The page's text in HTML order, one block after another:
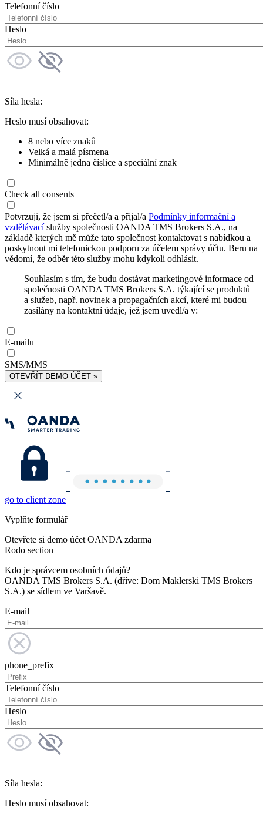
Telefonní číslo
Heslo
Síla hesla:
Heslo musí obsahovat:
8 nebo více znaků
Velká a malá písmena
Minimálně jedna číslice a speciální znak
Check all consents
Potvrzuji, že jsem si přečetl/a a přijal/a Podmínky informační a
vzdělávacíslužby společnosti OANDA TMS Brokers S.A., na
základě kterých mě může tato společnost kontaktovat s nabídkou a
poskytnout mi telefonickou podporu za účelem správy účtu. Beru na
vědomí, že odběr této služby mohu kdykoli odhlásit.
Souhlasím s tím, že budu dostávat marketingové informace od
společnosti OANDA TMS Brokers S.A. týkající se produktů
a služeb, např. novinek a propagačních akcí, které mi budou
zasílány na kontaktní údaje, jež jsem uvedl/a v:
E-mailu
SMS/MMS
OTEVŘÍT DEMO ÚČET »
go to client zone
Vyplňte formulář
Otevřete si demo účet OANDA zdarma
Rodo section
Kdo je správcem osobních údajů?
OANDA TMS Brokers S.A. (dříve: Dom Maklerski TMS Brokers
S.A.) se sídlem ve Varšavě.
E-mail
phone_prefix
Telefonní číslo
Heslo
Síla hesla:
Heslo musí obsahovat: